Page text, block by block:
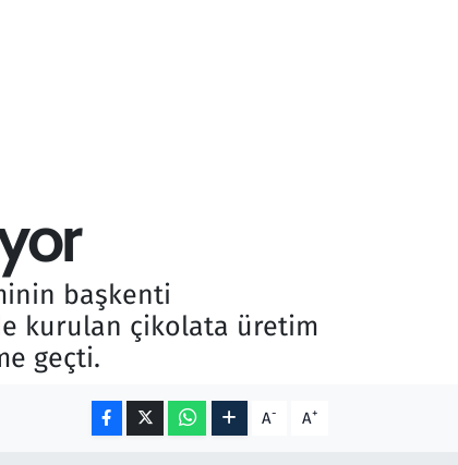
başkenti
kurulan çikolata üretim
geçti.
A- A+